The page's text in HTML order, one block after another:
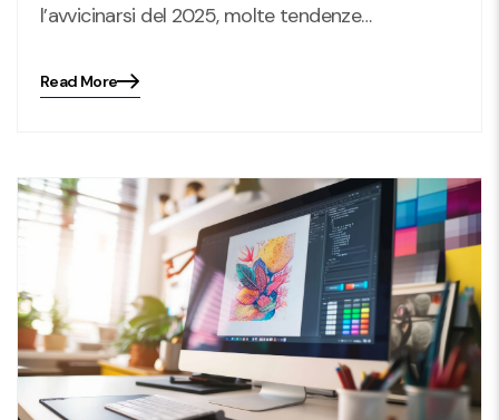
l’avvicinarsi del 2025, molte tendenze…
Blog
Read More